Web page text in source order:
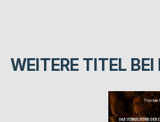
WEITERE TITEL BEI